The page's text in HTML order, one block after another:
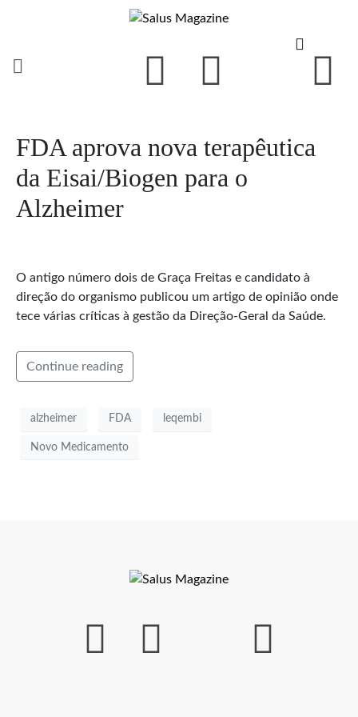
FDA aprova nova terapêutica
da Eisai/Biogen para o
Alzheimer
O antigo número dois de Graça Freitas e candidato à
direção do organismo publicou um artigo de opinião onde
tece várias críticas à gestão da Direção-Geral da Saúde.
Continue reading
alzheimer FDA leqembi
Novo Medicamento